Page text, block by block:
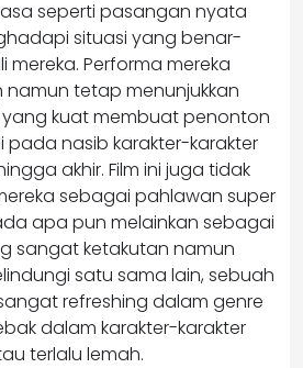
seperti pasangan nyata
situasi yang benar-
mereka. Performa mereka
tetap menunjukkan
kuat membuat penonton
nasib karakter-karakter
akhir. Film ini juga tidak
sebagai pahlawan super
apa pun melainkan sebagai
sangat ketakutan namun
satu sama lain, sebuah
refreshing dalam genre
dalam karakter-karakter
terlalu lemah.